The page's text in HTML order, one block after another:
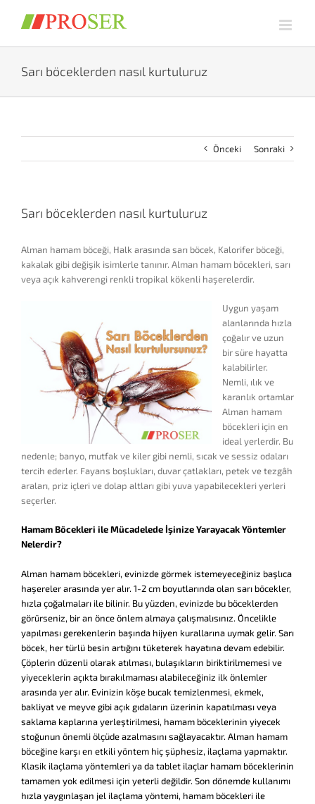
Sarı böceklerden nasıl kurtuluruz
Önceki Sonraki
Sarı böceklerden nasıl kurtuluruz
Alman hamam böceği, Halk arasında sarı böcek, Kalorifer böceği,
kakalak gibi değişik isimlerle tanınır. Alman hamam böcekleri, sarı
veya açık kahverengi renkli tropikal kökenli haşerelerdir.
Uygun yaşam
alanlarında hızla
çoğalır ve uzun
bir süre hayatta
kalabilirler.
Nemli, ılık ve
karanlık ortamlar
Alman hamam
böcekleri için en
ideal yerlerdir. Bu
nedenle; banyo, mutfak ve kiler gibi nemli, sıcak ve sessiz odaları
tercih ederler. Fayans boşlukları, duvar çatlakları, petek ve tezgâh
araları, priz içleri ve dolap altları gibi yuva yapabilecekleri yerleri
seçerler.
Hamam Böcekleri ile Mücadelede İşinize Yarayacak Yöntemler
Nelerdir?
Alman hamam böcekleri, evinizde görmek istemeyeceğiniz başlıca
haşereler arasında yer alır. 1-2 cm boyutlarında olan sarı böcekler,
hızla çoğalmaları ile bilinir. Bu yüzden, evinizde bu böceklerden
görürseniz, bir an önce önlem almaya çalışmalısınız. Öncelikle
yapılması gerekenlerin başında hijyen kurallarına uymak gelir. Sarı
böcek, her türlü besin artığını tüketerek hayatına devam edebilir.
Çöplerin düzenli olarak atılması, bulaşıkların biriktirilmemesi ve
yiyeceklerin açıkta bırakılmaması alabileceğiniz ilk önlemler
arasında yer alır. Evinizin köşe bucak temizlenmesi, ekmek,
bakliyat ve meyve gibi açık gıdaların üzerinin kapatılması veya
saklama kaplarına yerleştirilmesi, hamam böceklerinin yiyecek
stoğunun önemli ölçüde azalmasını sağlayacaktır. Alman hamam
böceğine karşı en etkili yöntem hiç şüphesiz, ilaçlama yapmaktır.
Klasik ilaçlama yöntemleri ya da tablet ilaçlar hamam böceklerinin
tamamen yok edilmesi için yeterli değildir. Son dönemde kullanımı
hızla yaygınlaşan jel ilaçlama yöntemi, hamam böcekleri ile